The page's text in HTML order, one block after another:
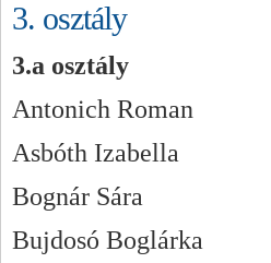
3. osztály
3.a osztály
Antonich Roman
Asbóth Izabella
Bognár Sára
Bujdosó Boglárka